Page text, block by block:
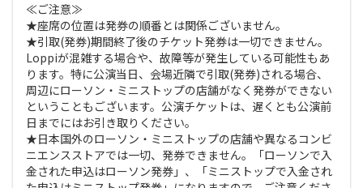
≪ご注意≫
★座席の位置は発券の順番とは関係ございません。
★引取(発券)期間終了後のチケット発券は一切できません。
Loppiが混雑する場合や、故障等が発生している可能性もあ
ります。特に公演当日、会場近隣で引取(発券)される場合、
周辺にローソン・ミニストップの店舗がなく発券ができない
ということもございます。公演チケットは、遅くとも公演前
日までにはお引き取りください。
★日本国外のローソン・ミニストップの店舗や異なるコンビ
ニエンスストアでは一切、発券できません。「ローソンで入
金された申込はローソン発券」、「ミニストップで入金され